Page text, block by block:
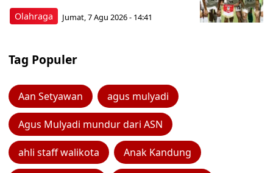
Olahraga Jumat, 7 Agu 2026 - 14:41
Tag Populer
Aan Setyawan agus mulyadi
Agus Mulyadi mundur dari ASN
ahli staff walikota Anak Kandung